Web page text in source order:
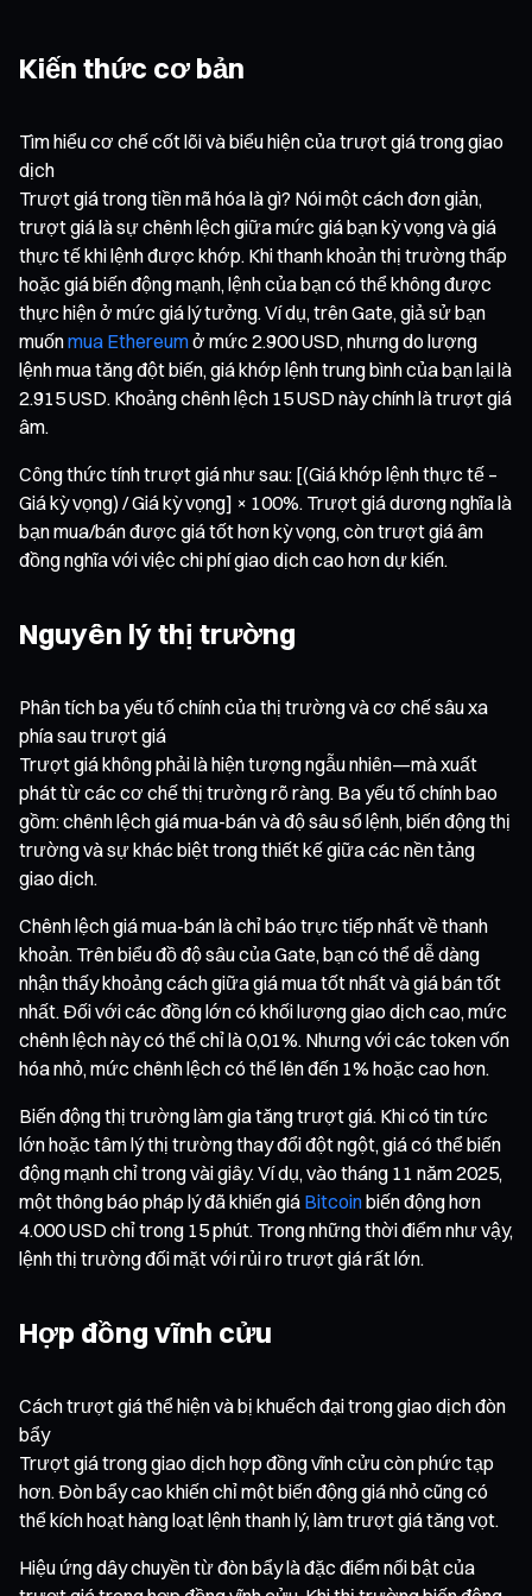
Kiến thức cơ bản
Tìm hiểu cơ chế cốt lõi và biểu hiện của trượt giá trong giao
dịch
Trượt giá trong tiền mã hóa là gì? Nói một cách đơn giản,
trượt giá là sự chênh lệch giữa mức giá bạn kỳ vọng và giá
thực tế khi lệnh được khớp. Khi thanh khoản thị trường thấp
hoặc giá biến động mạnh, lệnh của bạn có thể không được
thực hiện ở mức giá lý tưởng. Ví dụ, trên Gate, giả sử bạn
muốnmua Ethereumở mức 2.900 USD, nhưng do lượng
lệnh mua tăng đột biến, giá khớp lệnh trung bình của bạn lại là
2.915 USD. Khoảng chênh lệch 15 USD này chính là trượt giá
âm.
Công thức tính trượt giá như sau: [(Giá khớp lệnh thực tế –
Giá kỳ vọng) / Giá kỳ vọng] × 100%. Trượt giá dương nghĩa là
bạn mua/bán được giá tốt hơn kỳ vọng, còn trượt giá âm
đồng nghĩa với việc chi phí giao dịch cao hơn dự kiến.
Nguyên lý thị trường
Phân tích ba yếu tố chính của thị trường và cơ chế sâu xa
phía sau trượt giá
Trượt giá không phải là hiện tượng ngẫu nhiên—mà xuất
phát từ các cơ chế thị trường rõ ràng. Ba yếu tố chính bao
gồm: chênh lệch giá mua-bán và độ sâu sổ lệnh, biến động thị
trường và sự khác biệt trong thiết kế giữa các nền tảng
giao dịch.
Chênh lệch giá mua-bán là chỉ báo trực tiếp nhất về thanh
khoản. Trên biểu đồ độ sâu của Gate, bạn có thể dễ dàng
nhận thấy khoảng cách giữa giá mua tốt nhất và giá bán tốt
nhất. Đối với các đồng lớn có khối lượng giao dịch cao, mức
chênh lệch này có thể chỉ là 0,01%. Nhưng với các token vốn
hóa nhỏ, mức chênh lệch có thể lên đến 1% hoặc cao hơn.
Biến động thị trường làm gia tăng trượt giá. Khi có tin tức
lớn hoặc tâm lý thị trường thay đổi đột ngột, giá có thể biến
động mạnh chỉ trong vài giây. Ví dụ, vào tháng 11 năm 2025,
một thông báo pháp lý đã khiến giá Bitcoinbiến động hơn
4.000 USD chỉ trong 15 phút. Trong những thời điểm như vậy,
lệnh thị trường đối mặt với rủi ro trượt giá rất lớn.
Hợp đồng vĩnh cửu
Cách trượt giá thể hiện và bị khuếch đại trong giao dịch đòn
bẩy
Trượt giá trong giao dịch hợp đồng vĩnh cửu còn phức tạp
hơn. Đòn bẩy cao khiến chỉ một biến động giá nhỏ cũng có
thể kích hoạt hàng loạt lệnh thanh lý, làm trượt giá tăng vọt.
Hiệu ứng dây chuyền từ đòn bẩy là đặc điểm nổi bật của